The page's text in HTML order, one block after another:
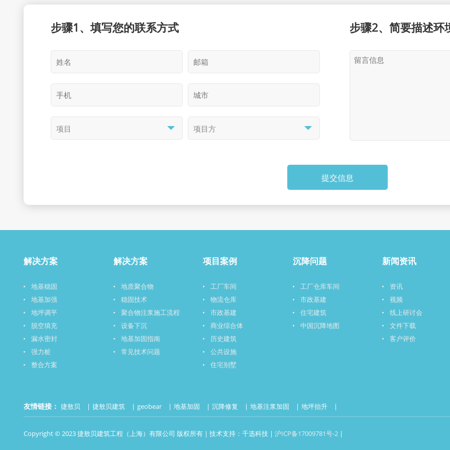
步骤1、填写您的联系方式 步骤2、简要描述环
提交信息
解决方案
地基稳固
地基加强
地坪调平
脱空填充
漏水密封
强力桩
整合方案
解决方案
地质聚合物
稳固技术
聚合物注浆施工流程
设备下沉
地基加固指南
常见技术问题
项目案例
工厂车间
物流仓库
市政基建
商业综合体
历史建筑
公共设施
住宅别墅
沉降问题
工厂仓库车间
市政基建
住宅建筑
中国沉降地图
新闻资讯
资讯
视频
线上研讨会
文件下载
客户评价
友情链接： 捷敖贝 捷敖贝建筑 geobear 地基加固 沉降修复 地基注浆加固 地坪抬升
Copyright © 2023 捷敖贝建筑工程（上海）有限公司 版权所有 | 技术支持：千选科技 | 沪ICP备17009781号-2 |